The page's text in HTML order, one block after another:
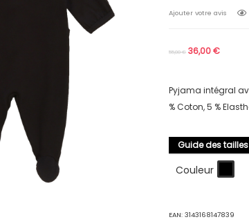
Ajouter votre avis
55,00€ 36,00€
Pyjama intégral
% Coton, 5 %
Guide des tailles
Couleur
EAN:3143168147839